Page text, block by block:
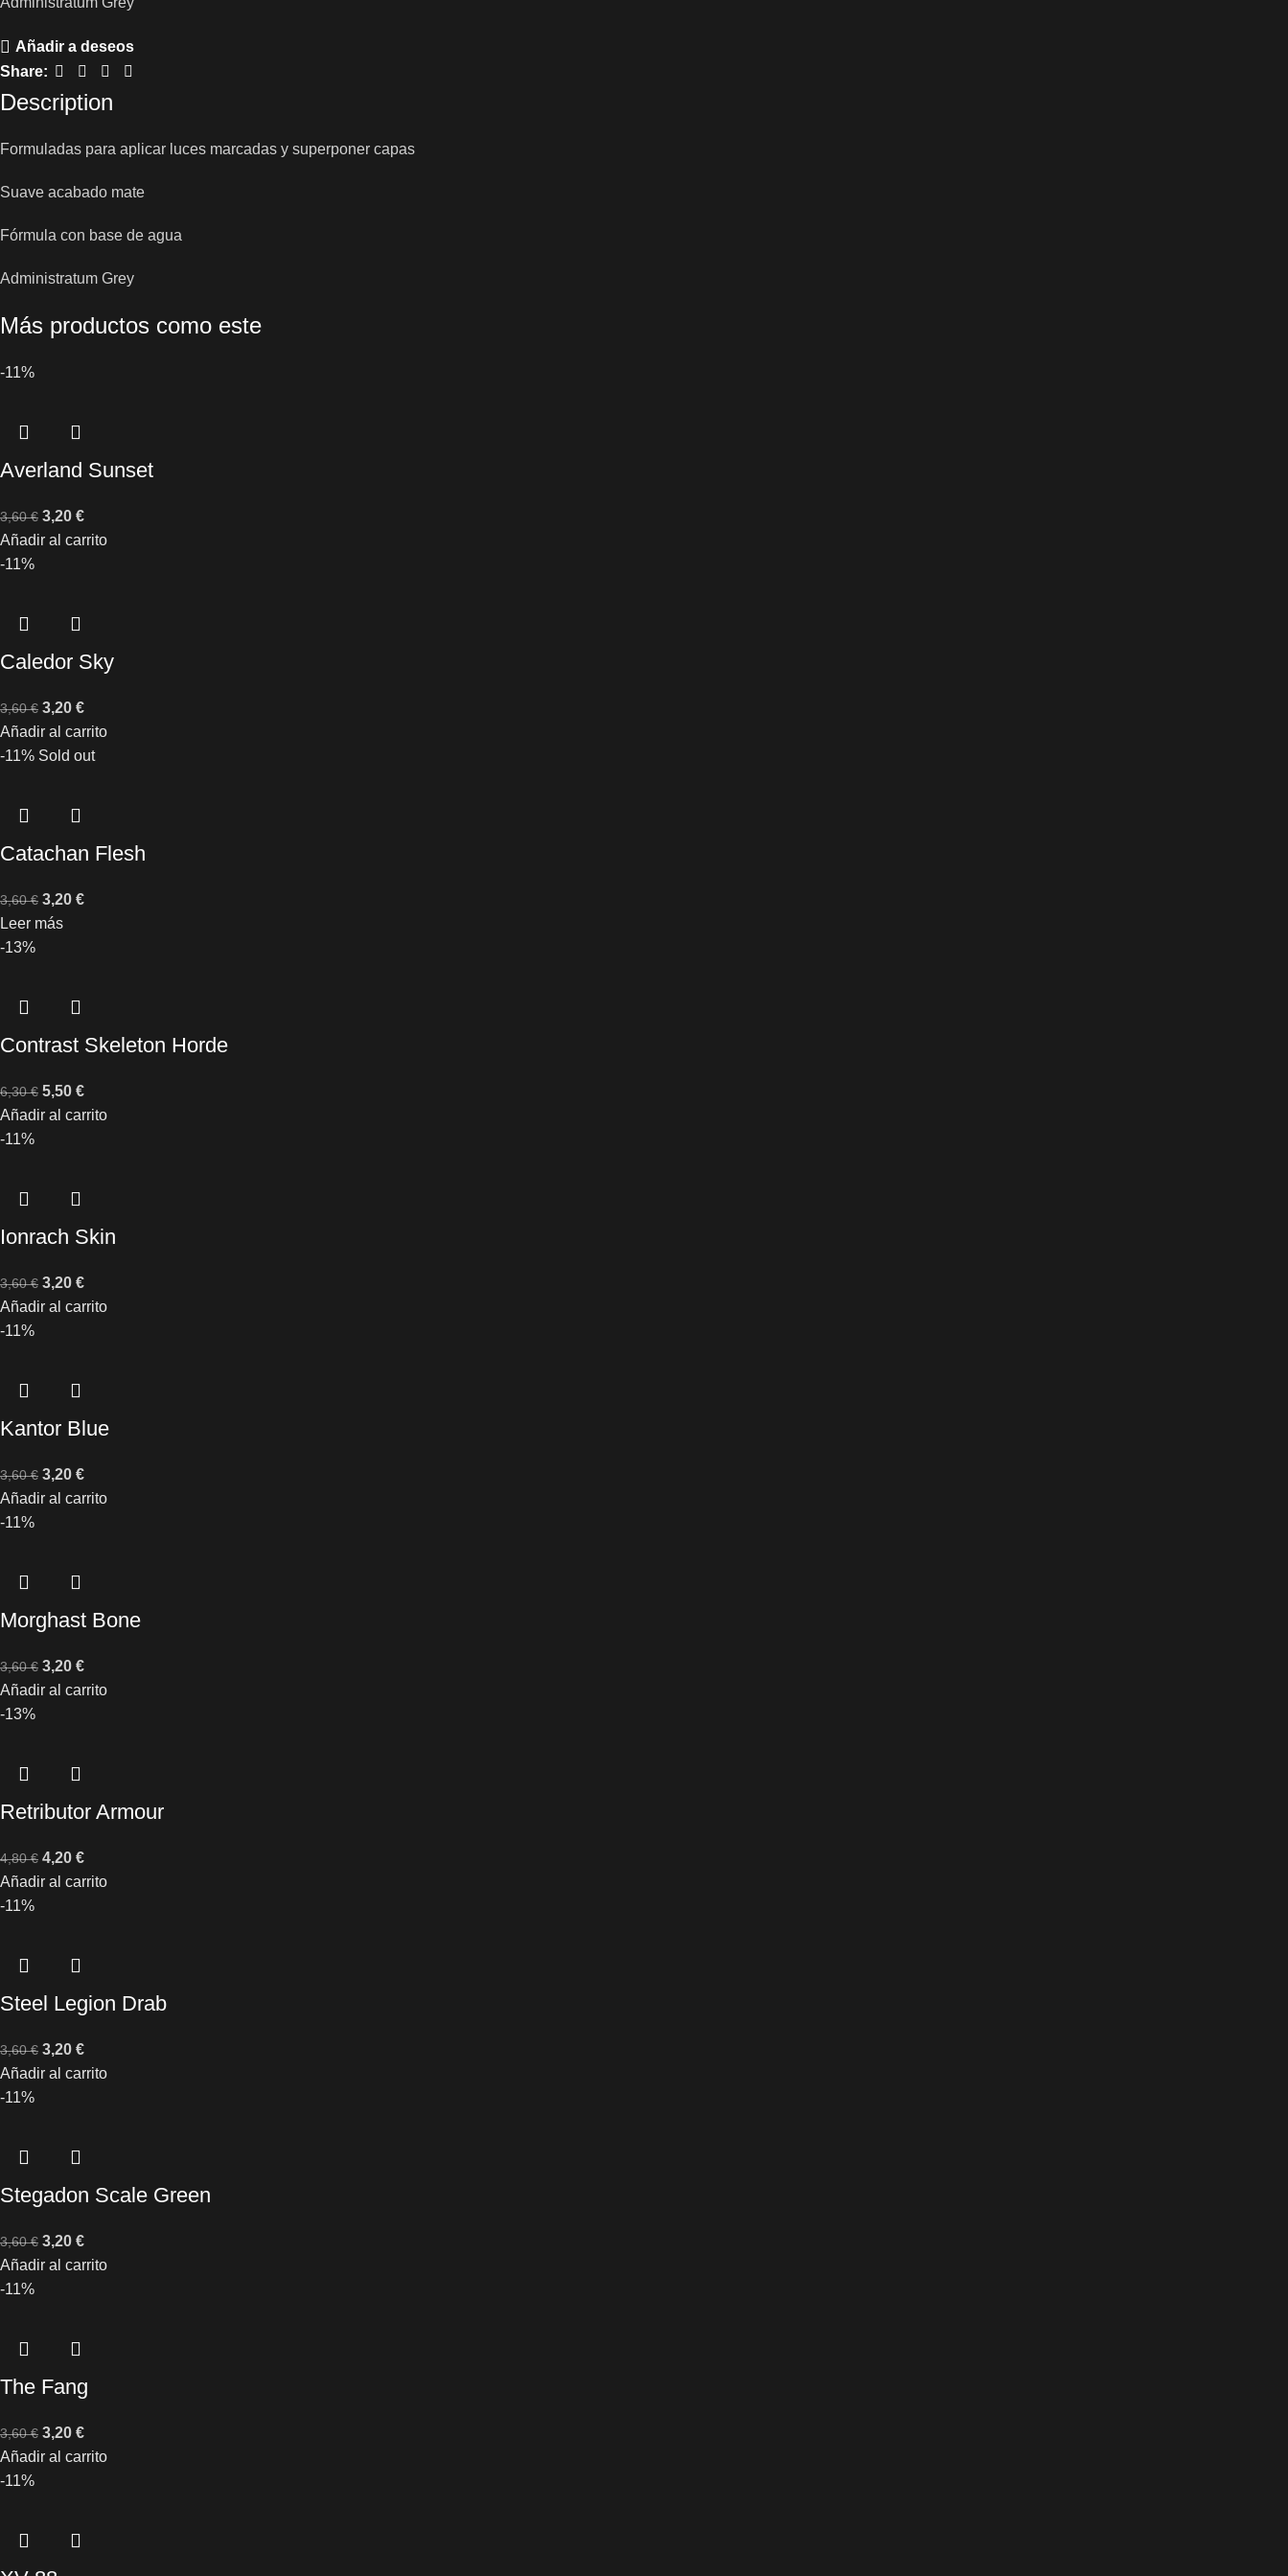
Añadir a deseos
Share:
Description
Formuladas para aplicar luces marcadas y superponer capas
Suave acabado mate
Fórmula con base de agua
Administratum Grey
Más productos como este
-11%
Averland Sunset
3,60€ 3,20 €
Añadir al carrito
-11%
Caledor Sky
3,60€ 3,20 €
Añadir al carrito
-11% Sold out
Catachan Flesh
3,60€ 3,20 €
Leer más
-13%
Contrast Skeleton Horde
6,30€ 5,50 €
Añadir al carrito
-11%
Ionrach Skin
3,60€ 3,20 €
Añadir al carrito
-11%
Kantor Blue
3,60€ 3,20 €
Añadir al carrito
-11%
Morghast Bone
3,60€ 3,20 €
Añadir al carrito
-13%
Retributor Armour
4,80€ 4,20 €
Añadir al carrito
-11%
Steel Legion Drab
3,60€ 3,20 €
Añadir al carrito
-11%
Stegadon Scale Green
3,60€ 3,20 €
Añadir al carrito
-11%
The Fang
3,60€ 3,20 €
Añadir al carrito
-11%